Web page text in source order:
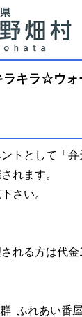
ラキラ☆ウ
トとして
「
れます。
さい。
れる方は代金
ふれあい番屋